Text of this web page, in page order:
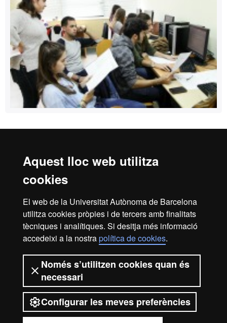
Aquest lloc web utilitza
cookies
El web de la Universitat Autònoma de Barcelona
utilitza cookies pròpies i de tercers amb finalitats
tècniques i analítiques. Si desitja més informació
accedeixi a la nostrapolítica de cookies.
Només s’utilitzen cookies quan és
necessari
Configurar les meves preferències
in
Inici Avís Legal Política de privacitat
Protecció de dades Sobre el web
Som una universitat capdavantera que imparteix una
docència de qualitat, diversificada, multidisciplinària i
flexible, ajustada a les necessitats de la societat i adaptada
als nous models de l'Europa del coneixement. La UAB és
reconeguda internacionalment per la qualitat i el caràcter
innovador de la seva recerca.